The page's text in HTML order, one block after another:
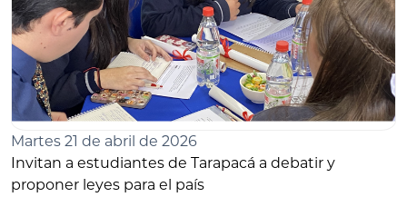
Martes 21 de abril de 2026
Invitan a estudiantes de Tarapacá a debatir y
proponer leyes para el país